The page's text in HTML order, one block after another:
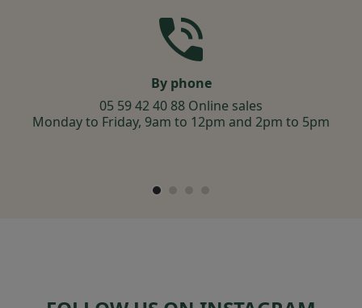
By phone
05 59 42 40 88 Online sales
Monday to Friday, 9am to 12pm and 2pm to 5pm